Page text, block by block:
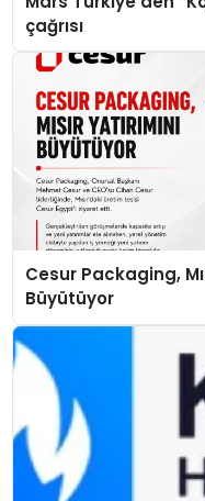
çağrısı
Cesur Packaging,
Büyütüyor